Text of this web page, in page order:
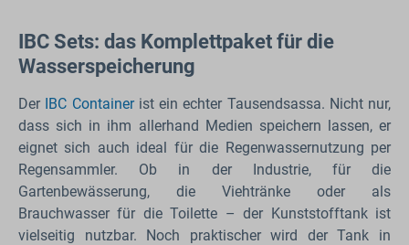
IBC Sets: das Komplettpaket für die
Wasserspeicherung
Der IBC Containerist ein echter Tausendsassa. Nicht nur,
dass sich in ihm allerhand Medien speichern lassen, er
eignet sich auch ideal für die Regenwassernutzung per
Regensammler. Ob in der Industrie, für die
Gartenbewässerung, die Viehtränke oder als
Brauchwasser für die Toilette – der Kunststofftank ist
vielseitig nutzbar. Noch praktischer wird der Tank in